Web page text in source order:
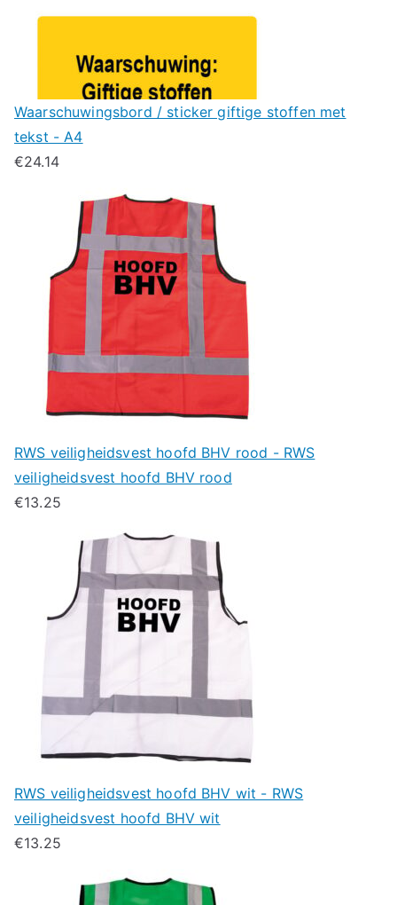
Waarschuwingsbord / sticker giftige stoffen met
tekst - A4
€24.14
RWS veiligheidsvest hoofd BHV rood - RWS
veiligheidsvest hoofd BHV rood
€13.25
RWS veiligheidsvest hoofd BHV wit - RWS
veiligheidsvest hoofd BHV wit
€13.25